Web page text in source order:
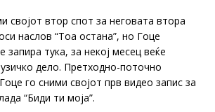
својот втор спот за неговата втора
наслов “Тоа остана”, но Гоце
запира тука, за некој месец веќе
дело. Претходно-поточно
го сними својот прв видео запис за
“Биди ти моја”.